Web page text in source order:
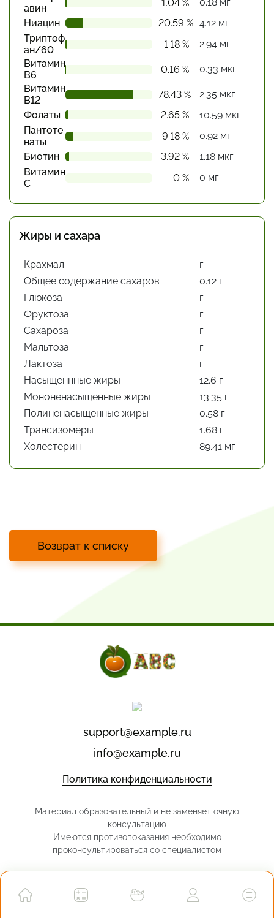
авин
1.04 %
Ниацин
20.59 % 4.12 мг
Триптоф
ан/60
1.18 %
2.94 мг
Витамин
В6
0.16 %
0.33 мкг
Витамин
В12
78.43 %
2.35 мкг
Фолаты
2.65 %
10.59 мкг
Пантоте
наты
9.18 %
0.92 мг
Биотин
3.92 %
1.18 мкг
Витамин
С
0 % 0 мг
Жиры и сахара
Крахмал
г
Общее содержание сахаров
0.12 г
Глюкоза
г
Фруктоза
г
Сахароза
г
Мальтоза
г
Лактоза
г
Насыщеннные жиры
12.6 г
Мононенасыщенные жиры
13.35 г
Полиненасыщенные жиры
0.58 г
Трансизомеры
1.68 г
Холестерин
89.41 мг
Возврат к списку
support@example.ru
info@example.ru
Политика конфиденциальности
Материал образовательный и не заменяет очную
консультацию
Имеются противопоказания необходимо
проконсультироваться со специалистом